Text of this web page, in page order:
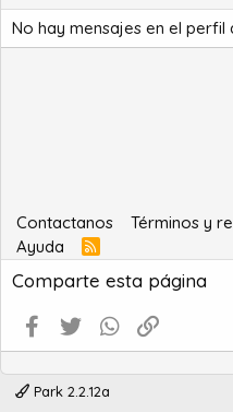
No hay mensajes en el perfil
Contactanos Términos y
Ayuda
R
S
S
Comparte esta página
Facebook
Twitter WhatsApp
Park 2.2.12a